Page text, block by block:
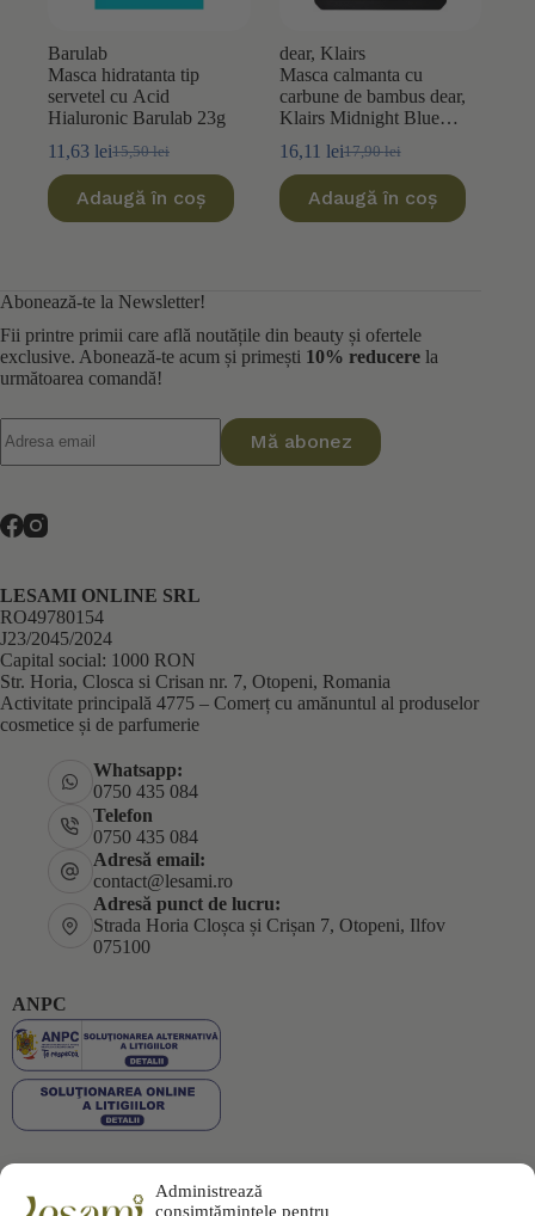
Barulab
Masca hidratanta tip
servetel cu Acid
Hialuronic Barulab 23g
15,50lei
Prețul
a
fost:
11,63 leiPrețul
este:
11,63 lei.
Adaugă în coș
dear, Klairs
Masca calmanta cu
carbune de bambus dear,
Klairs Midnight Blue
17,90lei
Prețul
a
fost:
16,11 leiPrețul
este:
16,11 lei.
Adaugă în coș
Abonează-te la Newsletter!
Fii printre primii care află noutățile din beauty și ofertele
exclusive. Abonează-te acum și primești 10% reducere la
următoarea comandă!
Mă abonez
LESAMI ONLINE SRL
RO49780154
J23/2045/2024
Capital social: 1000 RON
Str. Horia, Closca si Crisan nr. 7, Otopeni, Romania
Activitate principală 4775 – Comerț cu amănuntul al produselor
cosmetice și de parfumerie
Whatsapp:
0750 435 084
Telefon
0750 435 084
Adresă email:
contact@lesami.ro
Adresă punct de lucru:
Strada Horia Cloșca și Crișan 7, Otopeni, Ilfov
075100
ANPC
Plata securizată
Administrează
consimțămintele pentru